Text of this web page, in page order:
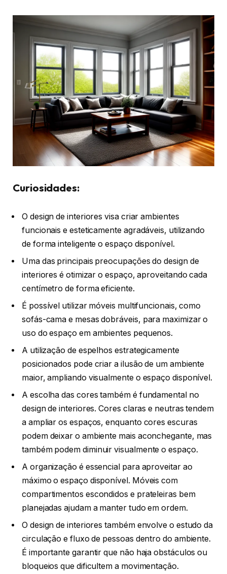
Curiosidades:
O design de interiores visa criar ambientes
funcionais e esteticamente agradáveis, utilizando
de forma inteligente o espaço disponível.
Uma das principais preocupações do design de
interiores é otimizar o espaço, aproveitando cada
centímetro de forma eficiente.
É possível utilizar móveis multifuncionais, como
sofás-cama e mesas dobráveis, para maximizar o
uso do espaço em ambientes pequenos.
A utilização de espelhos estrategicamente
posicionados pode criar a ilusão de um ambiente
maior, ampliando visualmente o espaço disponível.
A escolha das cores também é fundamental no
design de interiores. Cores claras e neutras tendem
a ampliar os espaços, enquanto cores escuras
podem deixar o ambiente mais aconchegante, mas
também podem diminuir visualmente o espaço.
A organização é essencial para aproveitar ao
máximo o espaço disponível. Móveis com
compartimentos escondidos e prateleiras bem
planejadas ajudam a manter tudo em ordem.
O design de interiores também envolve o estudo da
circulação e fluxo de pessoas dentro do ambiente.
É importante garantir que não haja obstáculos ou
bloqueios que dificultem a movimentação.